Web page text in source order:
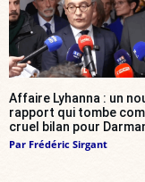
Affaire Lyhanna : un
rapport qui tombe
cruel bilan pour
Par Frédéric Sirgant